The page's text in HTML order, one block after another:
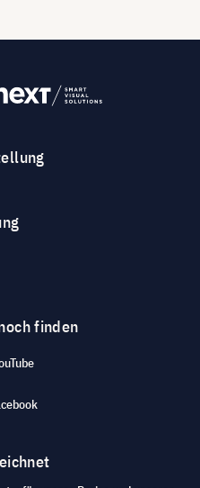
finden